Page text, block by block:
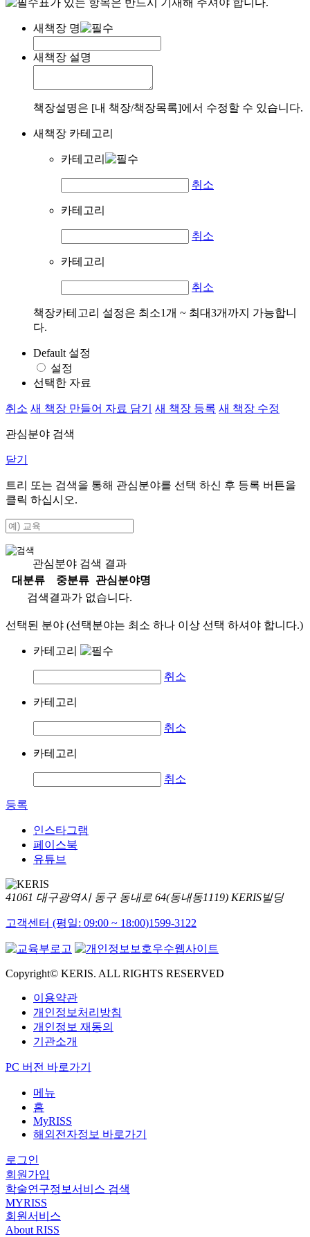
표가 있는 항목은 반드시 기재해 주셔야 합니다.
새책장 명
새책장 설명
책장설명은 [내 책장/책장목록]에서 수정할 수 있습니다.
새책장 카테고리
카테고리
취소
카테고리
취소
카테고리
취소
책장카테고리 설정은 최소1개 ~ 최대3개까지 가능합니
다.
Default 설정
설정
선택한 자료
취소 새 책장 만들어 자료 담기 새 책장 등록 새 책장 수정
관심분야 검색
닫기
트리 또는 검색을 통해 관심분야를 선택 하신 후 등록 버튼을
클릭 하십시오.
관심분야 검색 결과
대분류
중분류
관심분야명
검색결과가 없습니다.
선택된 분야 (선택분야는 최소 하나 이상 선택 하셔야 합니다.)
카테고리
취소
카테고리
취소
카테고리
취소
등록
인스타그램
페이스북
유튜브
41061 대구광역시 동구 동내로 64(동내동1119) KERIS빌딩
고객센터 (평일: 09:00 ~ 18:00)1599-3122
Copyright© KERIS. ALL RIGHTS RESERVED
이용약관
개인정보처리방침
개인정보 재동의
기관소개
PC 버전 바로가기
메뉴
홈
MyRISS
해외전자정보 바로가기
로그인
회원가입
학술연구정보서비스 검색
MYRISS
회원서비스
About RISS